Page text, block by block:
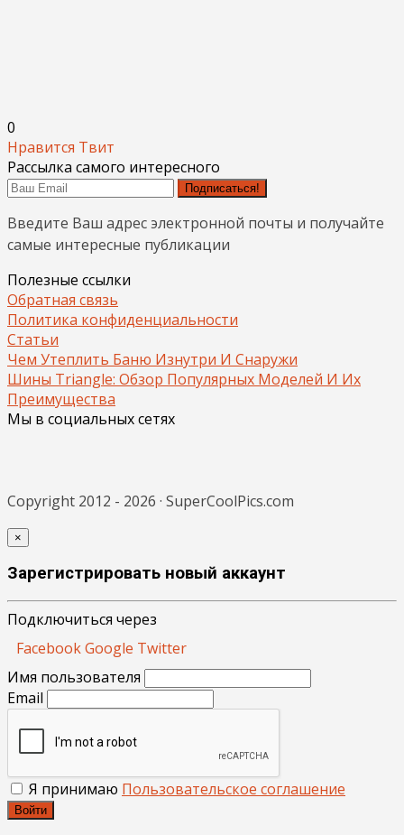
0
Нравится Твит
Рассылка самого интересного
Подписаться!
Введите Ваш адрес электронной почты и получайте
самые интересные публикации
Полезные ссылки
Обратная связь
Политика конфиденциальности
Статьи
Чем Утеплить Баню Изнутри И Снаружи
Шины Triangle: Обзор Популярных Моделей И Их
Преимущества
Мы в социальных сетях
Copyright 2012 - 2026 · SuperCoolPics.com
×
Зарегистрировать новый аккаунт
Подключиться через
FacebookGoogle Twitter
Имя пользователя
Email
Я принимаю Пользовательское соглашение
Войти